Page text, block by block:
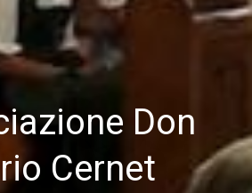
Don
Cernet